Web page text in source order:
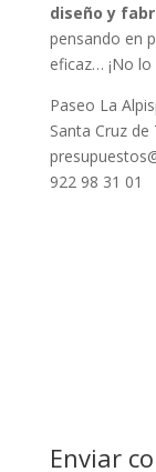
diseño y
pensando en
eficaz… ¡No
Paseo La
Santa Cruz de
922 98 31 01
Enviar